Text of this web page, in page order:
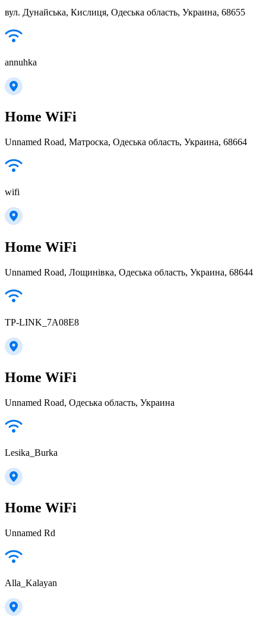
вул. Дунайська, Кислиця, Одеська область, Украина, 68655
annuhka
Home WiFi
Unnamed Road, Матроска, Одеська область, Украина, 68664
wifi
Home WiFi
Unnamed Road, Лощинівка, Одеська область, Украина, 68644
TP-LINK_7A08E8
Home WiFi
Unnamed Road, Одеська область, Украина
Lesika_Burka
Home WiFi
Unnamed Rd
Alla_Kalayan